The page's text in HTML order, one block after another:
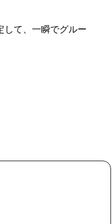
して、一瞬でグルー